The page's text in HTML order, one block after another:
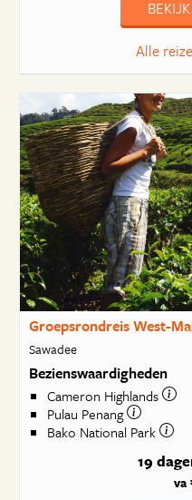
Alle
Groepsrondreis West-
Sawadee
Bezienswaardigheden
Cameron Highlands
Pulau Penang
Bako National Park
19
va